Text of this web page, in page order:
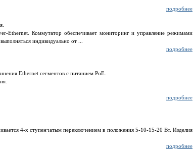
подробнее
Ethernet. Коммутатор обеспечивает мониторинг и управление режимами
индивидуально от ...
подробнее
Ethernet сегментов с питанием PoE.
подробнее
4-х ступенчатым переключением в положения 5-10-15-20 Вт. Изделия
подробнее